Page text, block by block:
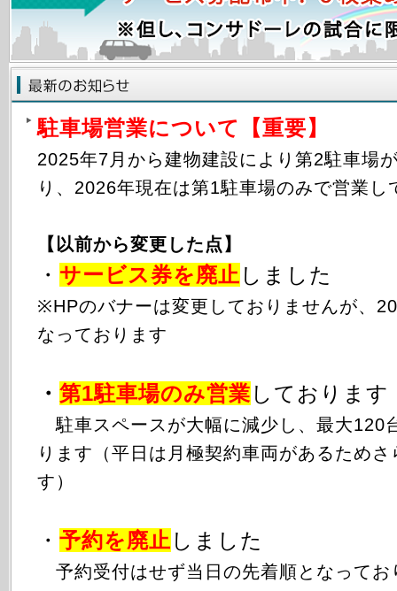
駐車場営業について【重要】
2025年7月から建物建設により第2駐車場
り、2026年現在は第1駐車場のみで営業し
【以前から変更した点】
・ サービス券を廃止 しました
※HPのバナーは変更しておりませんが、
なっております
・ 第1駐車場のみ営業 しております
駐車スペースが大幅に減少し、最大120
ります（平日は月極契約車両があるため
す）
・ 予約を廃止 しました
予約受付はせず当日の先着順となってお